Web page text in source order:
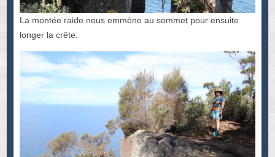
La montée raide nous emmène au sommet pour ensuite
longer la crête.